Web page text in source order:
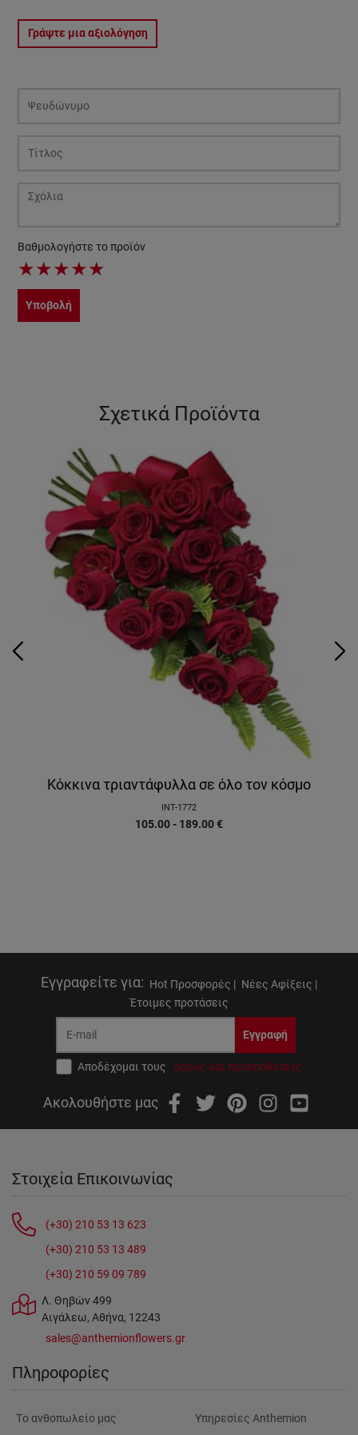
Γράψτε μια αξιολόγηση
Βαθμολογήστε το προϊόν
★★★★★
Υποβολή
Σχετικά Προϊόντα
Κόκκινα τριαντάφυλλα σε όλο τον κόσμο
INT-1772
105.00 - 189.00€
Εγγραφείτε για: Hot Προσφορές | Νέες Αφίξεις |
Έτοιμες προτάσεις
Εγγραφή
Αποδέχομαι τους όρους και προϋποθέσεις
Ακολουθήστε μας
Στοιχεία Επικοινωνίας
(+30) 210 53 13 623
(+30) 210 53 13 489
(+30) 210 59 09 789
Λ. Θηβών 499
Αιγάλεω, Αθήνα, 12243
sales@anthemionflowers.gr
Πληροφορίες
Tο ανθοπωλείο μας
Υπηρεσίες Anthemion